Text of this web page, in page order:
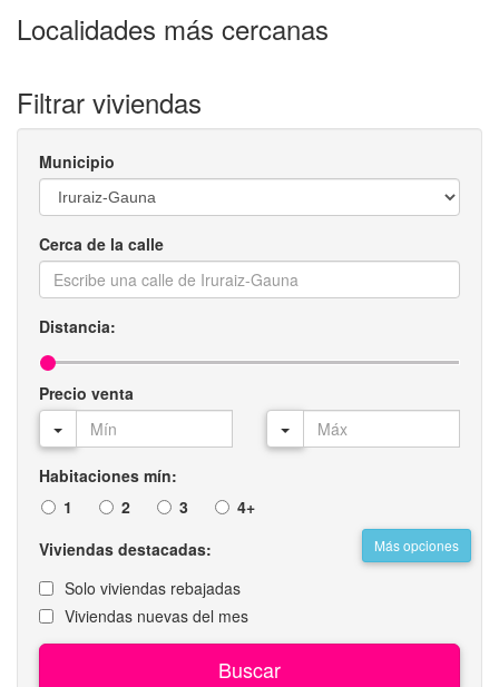
Localidades más cercanas
Filtrar viviendas
Municipio
Cerca de la calle
Distancia:
Precio venta
Habitaciones mín:
1
2 3 4+
Más opciones
Viviendas destacadas:
Solo viviendas rebajadas
Viviendas nuevas del mes
Buscar